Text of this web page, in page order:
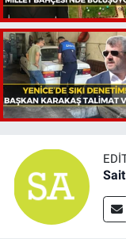
Sait